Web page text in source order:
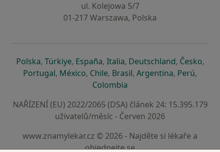
ul. Kolejowa 5/7
01-217 Warszawa, Polska
Polskase otevře v nové záložce
, Türkiyese otevře v nové záložce
, Españase otevře v nové záložce
, Italiase otevře v nové záložce
, Deutschlandse otevře v
, Českose
,
Portugalse otevře v nové záložce
, Méxicose otevře v nové záložce
, Chilese otevře v nové záložce
, Brasilse otevře v nové
, Argentinase otevře v
, Perúse
,
Colombia
NAŘÍZENÍ (EU) 2022/2065 (DSA) článek 24: 15.395.179
uživatelů/měsíc - Červen 2026
www.znamylekar.cz © 2026 - Najděte si lékaře a
objednejte se